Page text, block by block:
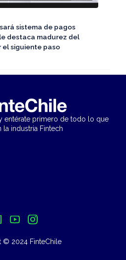
sistema de pagos
destaca madurez del
el siguiente paso
entérate primero de todo lo que
la industria Fintech
© 2024 FinteChile